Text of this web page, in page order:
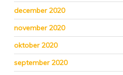
december 2020
november 2020
oktober 2020
september 2020